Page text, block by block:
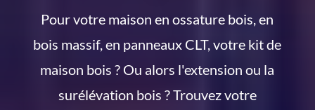
Pour votre maison en ossature bois, en
bois massif, en panneaux CLT, votre kit de
maison bois ? Ou alors l'extension ou la
surélévation bois ? Trouvez votre